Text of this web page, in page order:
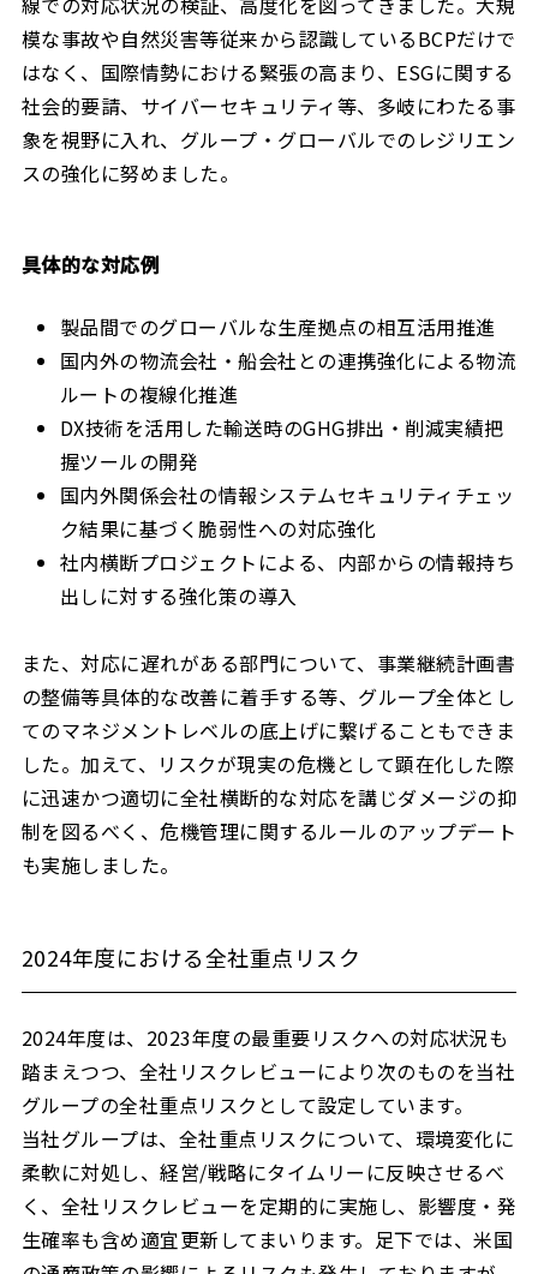
模な事故や自然災害等従来から認識しているBCPだけで
はなく、国際情勢における緊張の高まり、ESGに関する
社会的要請、サイバーセキュリティ等、多岐にわたる事
象を視野に入れ、グループ・グローバルでのレジリエン
スの強化に努めました。
具体的な対応例
製品間でのグローバルな生産拠点の相互活用推進
国内外の物流会社・船会社との連携強化による物流
ルートの複線化推進
DX技術を活用した輸送時のGHG排出・削減実績把
握ツールの開発
国内外関係会社の情報システムセキュリティチェッ
ク結果に基づく脆弱性への対応強化
社内横断プロジェクトによる、内部からの情報持ち
出しに対する強化策の導入
また、対応に遅れがある部門について、事業継続計画書
の整備等具体的な改善に着手する等、グループ全体とし
てのマネジメントレベルの底上げに繋げることもできま
した。加えて、リスクが現実の危機として顕在化した際
に迅速かつ適切に全社横断的な対応を講じダメージの抑
制を図るべく、危機管理に関するルールのアップデート
も実施しました。
2024年度における全社重点リスク
2024年度は、2023年度の最重要リスクへの対応状況も
踏まえつつ、全社リスクレビューにより次のものを当社
グループの全社重点リスクとして設定しています。
当社グループは、全社重点リスクについて、環境変化に
柔軟に対処し、経営/戦略にタイムリーに反映させるべ
く、全社リスクレビューを定期的に実施し、影響度・発
生確率も含め適宜更新してまいります。足下では、米国